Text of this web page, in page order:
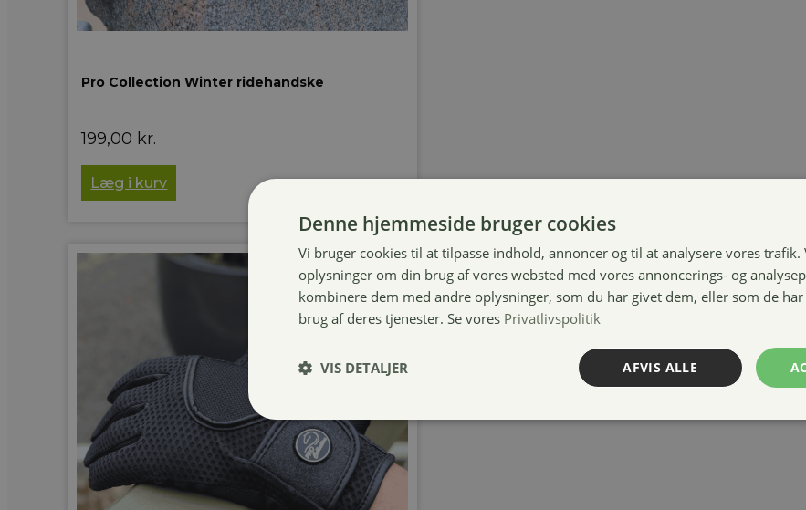
Pro Collection Winter ridehandske
199,00 kr.
Læg i kurv
Denne hjemmeside bruger cookies
Vi bruger cookies til at tilpasse indhold, annoncer og til at analysere vores trafik.
oplysninger om din brug af vores websted med vores annoncerings- og
kombinere dem med andre oplysninger, som du har givet dem, eller som de
brug af deres tjenester. Se vores Privatlivspolitik
AFVIS ALLE
VIS DETALJER